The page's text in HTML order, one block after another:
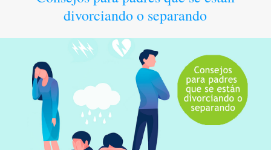
divorciando o separando